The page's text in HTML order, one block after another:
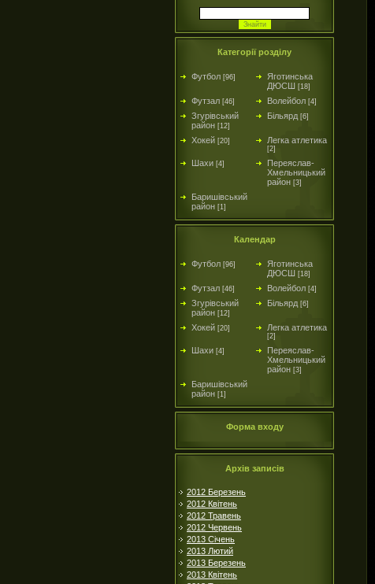
Категорії розділу
Футбол [96]
Яготинська
ДЮСШ [18]
Футзал [46] Волейбол [4]
Згурівський
район [12]
Більярд [6]
Хокей [20] Легка атлетика
[2]
Шахи [4]
Переяслав-
Хмельницький
район [3]
Баришівський
район [1]
Календар
Футбол [96]
Яготинська
ДЮСШ [18]
Футзал [46] Волейбол [4]
Згурівський
район [12]
Більярд [6]
Хокей [20] Легка атлетика
[2]
Шахи [4]
Переяслав-
Хмельницький
район [3]
Баришівський
район [1]
Форма входу
Архів записів
2012 Березень
2012 Квітень
2012 Травень
2012 Червень
2013 Січень
2013 Лютий
2013 Березень
2013 Квітень